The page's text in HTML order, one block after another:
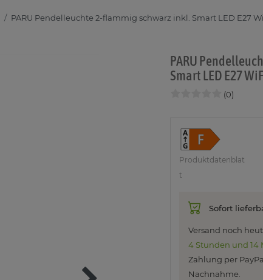
PARU Pendelleuchte 2-flammig schwarz inkl. Smart LED E27
PARU
Smart LED E27
(0)
Produktdatenblat
t
Sofort
Versand noch
4 Stunden und 14
Zahlung per
Nachnahme.